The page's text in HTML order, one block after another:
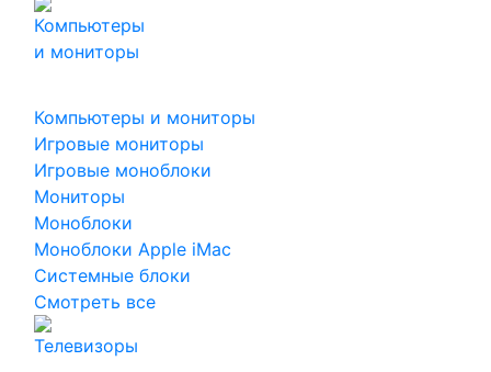
Компьютеры и мониторы
Игровые мониторы
Игровые моноблоки
Мониторы
Моноблоки
Моноблоки Apple iMac
Системные блоки
Смотреть все